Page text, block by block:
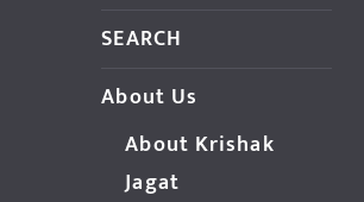
SEARCH
About Us
About Krishak
Jagat